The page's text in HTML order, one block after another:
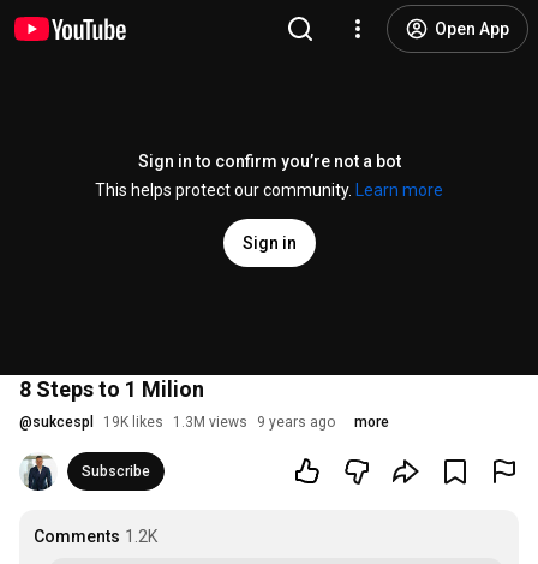
Open App
Sign in to confirm you’re not a bot
This helps protect our community.
Learn more
Sign in
8 Steps to 1 Milion
@sukcespl 19K likes 1.3M views 9 years ago more
Subscribe
Comments 1.2K